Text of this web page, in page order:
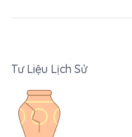
Tư Liệu Lịch Sử